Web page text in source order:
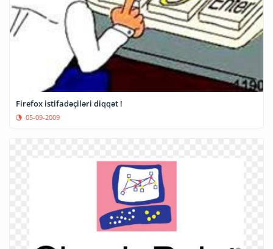
Firefox istifadəçiləri diqqət !
05-09-2009